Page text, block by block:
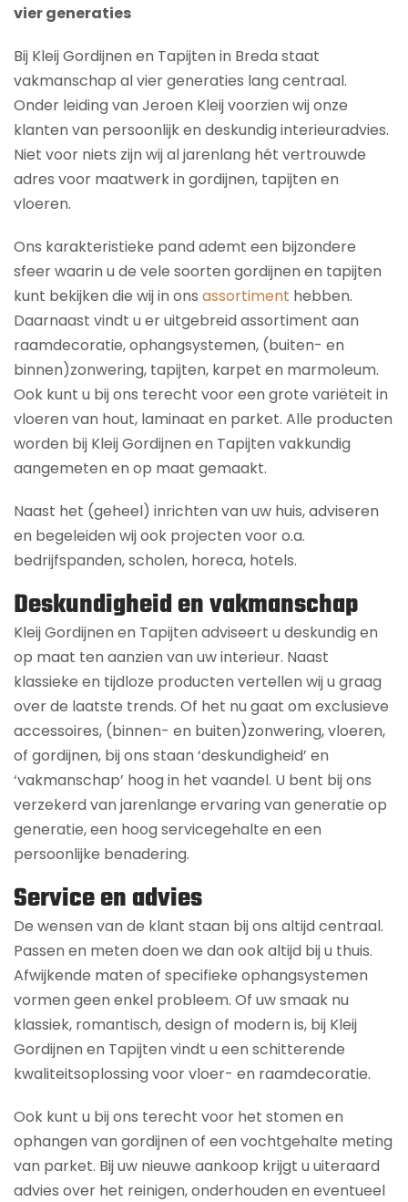
vier generaties
Bij Kleij Gordijnen en Tapijten in Breda staat
vakmanschap al vier generaties lang centraal.
Onder leiding van Jeroen Kleij voorzien wij onze
klanten van persoonlijk en deskundig interieuradvies.
Niet voor niets zijn wij al jarenlang hét vertrouwde
adres voor maatwerk in gordijnen, tapijten en
vloeren.
Ons karakteristieke pand ademt een bijzondere
sfeer waarin u de vele soorten gordijnen en tapijten
kunt bekijken die wij in ons assortiment hebben.
Daarnaast vindt u er uitgebreid assortiment aan
raamdecoratie, ophangsystemen, (buiten- en
binnen)zonwering, tapijten, karpet en marmoleum.
Ook kunt u bij ons terecht voor een grote variëteit in
vloeren van hout, laminaat en parket. Alle producten
worden bij Kleij Gordijnen en Tapijten vakkundig
aangemeten en op maat gemaakt.
Naast het (geheel) inrichten van uw huis, adviseren
en begeleiden wij ook projecten voor o.a.
bedrijfspanden, scholen, horeca, hotels.
Deskundigheid en vakmanschap
Kleij Gordijnen en Tapijten adviseert u deskundig en
op maat ten aanzien van uw interieur. Naast
klassieke en tijdloze producten vertellen wij u graag
over de laatste trends. Of het nu gaat om exclusieve
accessoires, (binnen- en buiten)zonwering, vloeren,
of gordijnen, bij ons staan ‘deskundigheid’ en
‘vakmanschap’ hoog in het vaandel. U bent bij ons
verzekerd van jarenlange ervaring van generatie op
generatie, een hoog servicegehalte en een
persoonlijke benadering.
Service en advies
De wensen van de klant staan bij ons altijd centraal.
Passen en meten doen we dan ook altijd bij u thuis.
Afwijkende maten of specifieke ophangsystemen
vormen geen enkel probleem. Of uw smaak nu
klassiek, romantisch, design of modern is, bij Kleij
Gordijnen en Tapijten vindt u een schitterende
kwaliteitsoplossing voor vloer- en raamdecoratie.
Ook kunt u bij ons terecht voor het stomen en
ophangen van gordijnen of een vochtgehalte meting
van parket. Bij uw nieuwe aankoop krijgt u uiteraard
advies over het reinigen, onderhouden en eventueel